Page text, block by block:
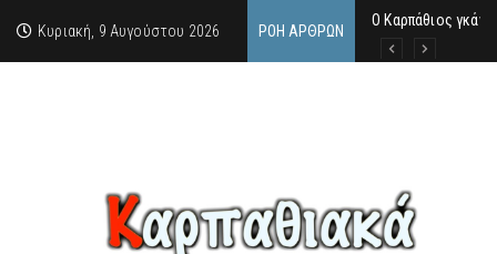
Κυριακή, 9 Αυγούστου 2026 ΡΟΉ ΆΡΘΡΩΝ
Ο Καρπάθιος
Από την πέτρα
Η Κάρπαθος υπό